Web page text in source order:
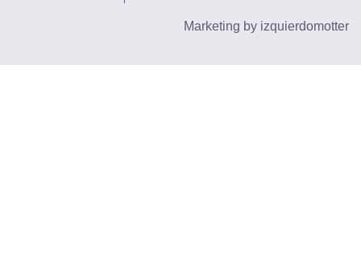
Marketing by izquierdomotter